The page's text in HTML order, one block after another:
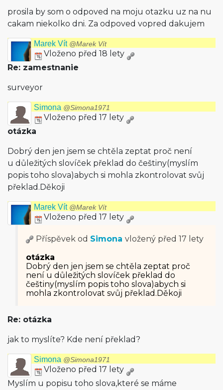
prosila by som o odpoved na moju otazku uz na nu
cakam niekolko dni. Za odpoved vopred dakujem
Marek Vít @Marek Vít
Vloženo před 18 lety
Re: zamestnanie
surveyor
Simona @Simona1971
Vloženo před 17 lety
otázka
Dobrý den jen jsem se chtěla zeptat proč není
u důležitých slovíček překlad do češtiny(myslím
popis toho slova)abych si mohla zkontrolovat svůj
překlad.Děkoji
Marek Vít @Marek Vít
Vloženo před 17 lety
Příspěvek od Simona vložený před 17 lety
otázka
Dobrý den jen jsem se chtěla zeptat proč
není u důležitých slovíček překlad do
češtiny(myslím popis toho slova)abych si
mohla zkontrolovat svůj překlad.Děkoji
Re: otázka
jak to myslíte? Kde není překlad?
Simona @Simona1971
Vloženo před 17 lety
Myslím u popisu toho slova,které se máme